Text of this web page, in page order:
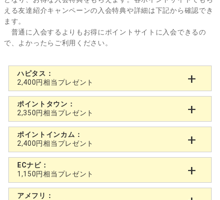
える友達紹介キャンペーンの入会特典や詳細は下記から確認でき
ます。
普通に入会するよりもお得にポイントサイトに入会できるの
で、よかったらご利用ください。
ハピタス：
2,400円相当プレゼント
ポイントタウン：
2,350円相当プレゼント
ポイントインカム：
2,400円相当プレゼント
ECナビ：
1,150円相当プレゼント
アメフリ：